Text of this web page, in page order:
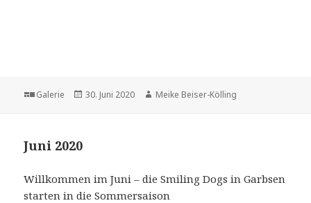
Format
Galerie
Veröffentlicht
30. Juni 2020 Autor
Meike Beiser-Kölling
Juni 2020
Willkommen im Juni – die Smiling Dogs in Garbsen
starten in die Sommersaison